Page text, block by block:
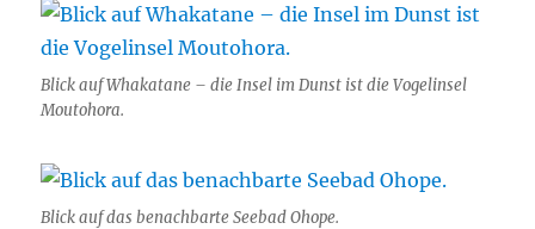
Blick auf Whakatane – die Insel im Dunst ist die Vogelinsel
Moutohora.
Blick auf das benachbarte Seebad Ohope.